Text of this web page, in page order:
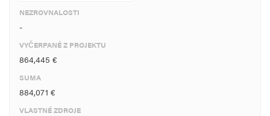
NEZROVNALOSTI
-
VYČERPANÉ Z PROJEKTU
864,445 €
SUMA
884,071 €
VLASTNÉ ZDROJE